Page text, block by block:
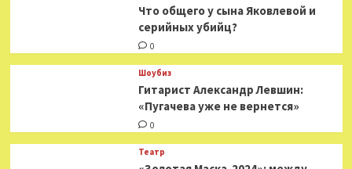
Что общего у сына Яковлевой и
серийных убийц?
0
Шоубиз
Гитарист Александр Левшин:
«Пугачева уже не вернется»
0
Театр